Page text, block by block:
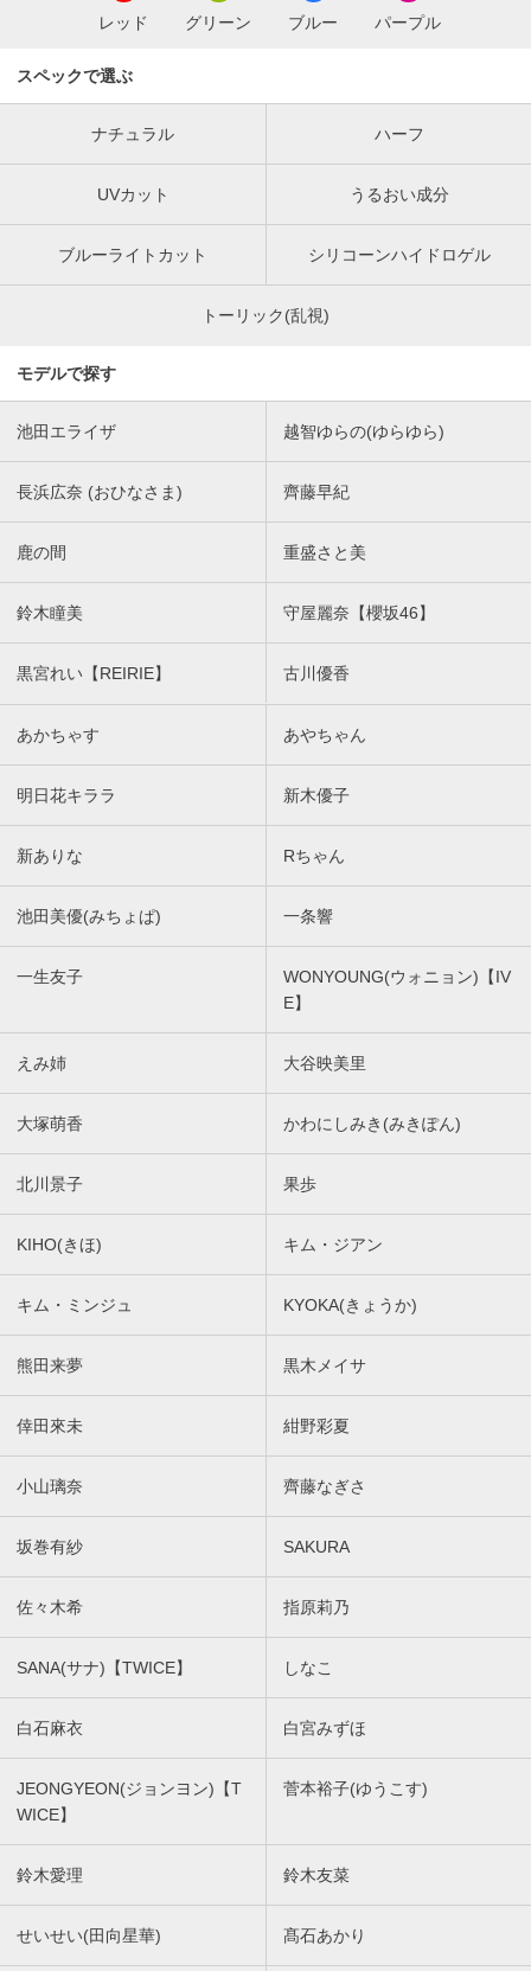
レッド グリーン ブルー パープル
スペックで選ぶ
ナチュラル ハーフ
UVカット うるおい成分
ブルーライトカット シリコーンハイドロゲル
トーリック(乱視)
モデルで探す
池田エライザ 越智ゆらの(ゆらゆら)
長浜広奈 (おひなさま) 齊藤早紀
鹿の間 重盛さと美
鈴木瞳美 守屋麗奈【櫻坂46】
黒宮れい【REIRIE】 古川優香
あかちゃす あやちゃん
明日花キララ 新木優子
新ありな Rちゃん
池田美優(みちょぱ) 一条響
一生友子
WONYOUNG(ウォニョン)【IV
E】
えみ姉 大谷映美里
大塚萌香 かわにしみき(みきぽん)
北川景子 果歩
KIHO(きほ) キム・ジアン
キム・ミンジュ KYOKA(きょうか)
熊田来夢 黒木メイサ
倖田來未 紺野彩夏
小山璃奈 齊藤なぎさ
坂巻有紗 SAKURA
佐々木希 指原莉乃
SANA(サナ)【TWICE】 しなこ
白石麻衣 白宮みずほ
JEONGYEON(ジョンヨン)【T
WICE】
菅本裕子(ゆうこす)
鈴木愛理 鈴木友菜
せいせい(田向星華) 髙石あかり